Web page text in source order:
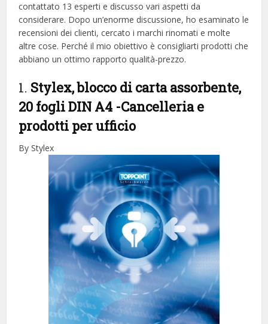
contattato 13 esperti e discusso vari aspetti da
considerare. Dopo un’enorme discussione, ho esaminato le
recensioni dei clienti, cercato i marchi rinomati e molte
altre cose. Perché il mio obiettivo è consigliarti prodotti che
abbiano un ottimo rapporto qualità-prezzo.
1. Stylex, blocco di carta assorbente,
20 fogli DIN A4 -Cancelleria e
prodotti per ufficio
By Stylex